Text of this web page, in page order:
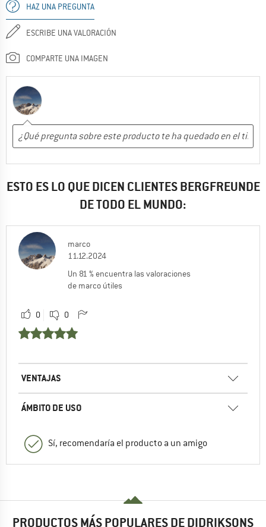
HAZ UNA PREGUNTA
ESCRIBE UNA VALORACIÓN
COMPARTE UNA IMAGEN
ESTO ES LO QUE DICEN CLIENTES BERGFREUNDE
DE TODO EL MUNDO:
marco
11.12.2024
Un 81 % encuentra las valoraciones
de marco útiles
0 0
VENTAJAS
ÁMBITO DE USO
Sí, recomendaría el producto a un amigo
PRODUCTOS MÁS POPULARES DE DIDRIKSONS